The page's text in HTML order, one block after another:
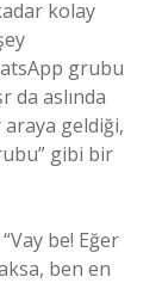
kolay
grubu
da aslında
geldiği,
gibi bir
be! Eğer
ben en